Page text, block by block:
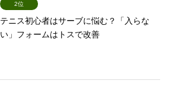
2位
テニス初心者はサーブに悩む？「入らな
い」フォームはトスで改善